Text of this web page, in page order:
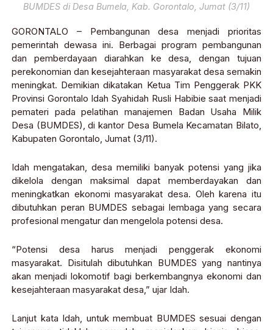
BUMDES di Desa Bumela, Kab. Gorontalo, Jumat (3/11)
GORONTALO – Pembangunan desa menjadi prioritas
pemerintah dewasa ini. Berbagai program pembangunan
dan pemberdayaan diarahkan ke desa, dengan tujuan
perekonomian dan kesejahteraan masyarakat desa semakin
meningkat. Demikian dikatakan Ketua Tim Penggerak PKK
Provinsi Gorontalo Idah Syahidah Rusli Habibie saat menjadi
pemateri pada pelatihan manajemen Badan Usaha Milik
Desa (BUMDES), di kantor Desa Bumela Kecamatan Bilato,
Kabupaten Gorontalo, Jumat (3/11).
Idah mengatakan, desa memiliki banyak potensi yang jika
dikelola dengan maksimal dapat memberdayakan dan
meningkatkan ekonomi masyarakat desa. Oleh karena itu
dibutuhkan peran BUMDES sebagai lembaga yang secara
profesional mengatur dan mengelola potensi desa.
“Potensi desa harus menjadi penggerak ekonomi
masyarakat. Disitulah dibutuhkan BUMDES yang nantinya
akan menjadi lokomotif bagi berkembangnya ekonomi dan
kesejahteraan masyarakat desa,” ujar Idah.
Lanjut kata Idah, untuk membuat BUMDES sesuai dengan